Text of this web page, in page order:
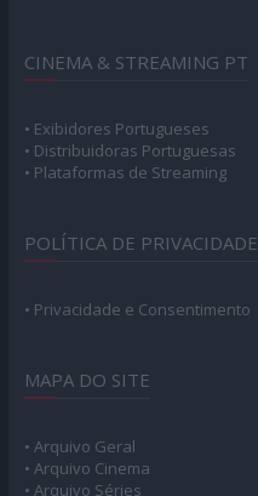
CINEMA & STREAMING PT
• Exibidores Portugueses
• Distribuidoras Portuguesas
• Plataformas de Streaming
POLÍTICA DE PRIVACIDADE
• Privacidade e Consentimento
MAPA DO SITE
• Arquivo Geral
• Arquivo Cinema
• Arquivo Séries